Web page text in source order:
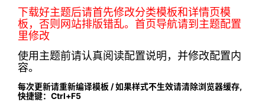
下载好主题后请首先修改分类模板和详情页模
板，否则网站排版错乱。首页导航请到主题配置
里修改
使用主题前请认真阅读配置说明，并修改配置内
容。
每次更新请重新编译模板 / 如果样式不生效请清除浏览器缓存,
快捷键：Ctrl+F5